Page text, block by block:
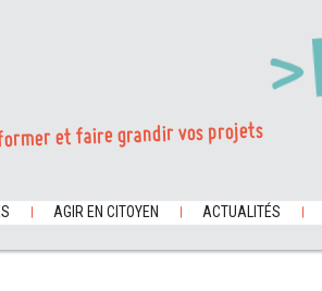
et faire grandir vos projets
AGIR EN CITOYEN ACTUALITÉS